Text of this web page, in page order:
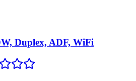
Duplex, ADF, WiFi